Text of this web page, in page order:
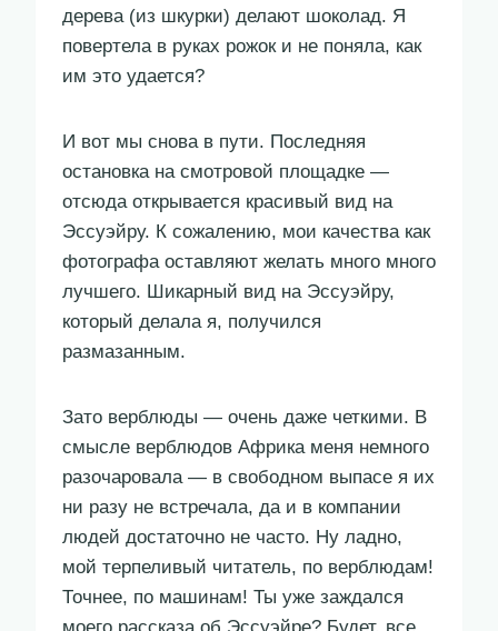
дерева (из шкурки) делают шоколад. Я
повертела в руках рожок и не поняла, как
им это удается?
И вот мы снова в пути. Последняя
остановка на смотровой площадке —
отсюда открывается красивый вид на
Эссуэйру. К сожалению, мои качества как
фотографа оставляют желать много много
лучшего. Шикарный вид на Эссуэйру,
который делала я, получился
размазанным.
Зато верблюды — очень даже четкими. В
смысле верблюдов Африка меня немного
разочаровала — в свободном выпасе я их
ни разу не встречала, да и в компании
людей достаточно не часто. Ну ладно,
мой терпеливый читатель, по верблюдам!
Точнее, по машинам! Ты уже заждался